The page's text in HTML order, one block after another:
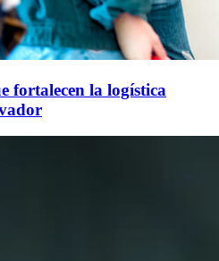
fortalecen la logística